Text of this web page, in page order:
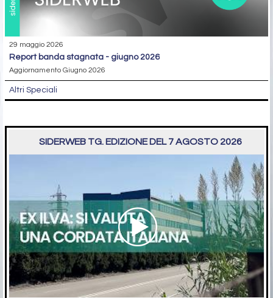
29 maggio 2026
report banda stagnata - giugno 2026
Aggiornamento Giugno 2026
Altri Speciali
SIDERWEB TG. EDIZIONE DEL 7 AGOSTO 2026